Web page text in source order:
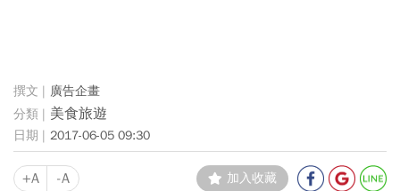
廣告企畫
美食旅遊
2017-06-05 09:30
+A -A 加入收藏